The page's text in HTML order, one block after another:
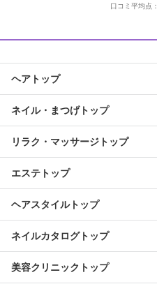
口コミ平均点：
ヘアトップ
ネイル・まつげトップ
リラク・マッサージトップ
エステトップ
ヘアスタイルトップ
ネイルカタログトップ
美容クリニックトップ